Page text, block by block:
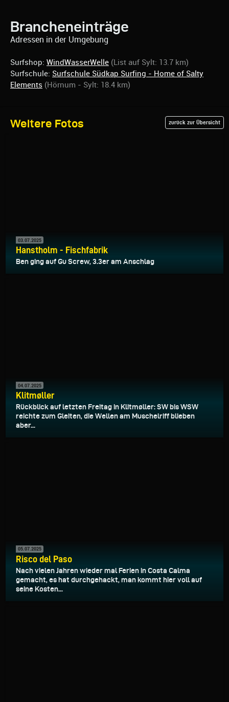
Brancheneinträge
Adressen in der Umgebung
Surfshop: WindWasserWelle (List auf Sylt: 13.7 km)
Surfschule: Surfschule Südkap Surfing - Home of Salty
Elements (Hörnum - Sylt: 18.4 km)
Weitere Fotos zurück zur Übersicht
03.07.2025
Hanstholm - Fischfabrik
Ben ging auf Gu Screw, 3.3er am Anschlag
04.07.2025
Klitmøller
Rückblick auf letzten Freitag in Klitmøller: SW bis WSW
reichte zum Gleiten, die Wellen am Muschelriff blieben
aber...
05.07.2025
Risco del Paso
Nach vielen Jahren wieder mal Ferien in Costa Calma
gemacht, es hat durchgehackt, man kommt hier voll auf
seine Kosten...